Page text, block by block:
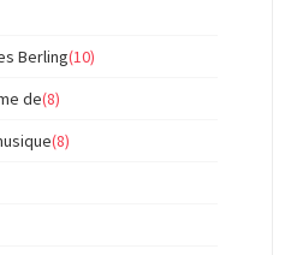
Berling(10)
de(8)
(8)